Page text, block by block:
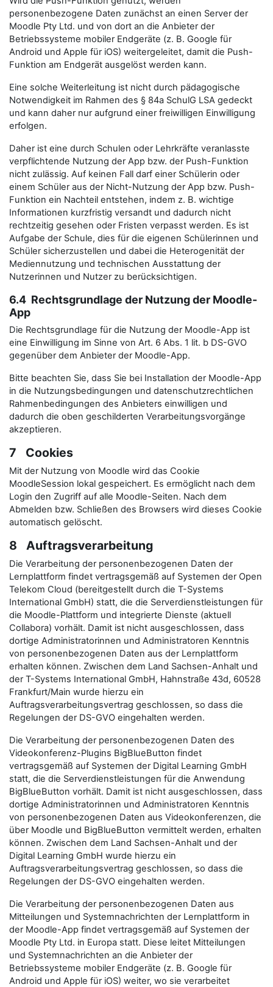
personenbezogene Daten zunächst an einen Server der
Moodle Pty Ltd. und von dort an die Anbieter der
Betriebssysteme mobiler Endgeräte (z. B. Google für
Android und Apple für iOS) weitergeleitet, damit die Push-
Funktion am Endgerät ausgelöst werden kann.
Eine solche Weiterleitung ist nicht durch pädagogische
Notwendigkeit im Rahmen des § 84a SchulG LSA gedeckt
und kann daher nur aufgrund einer freiwilligen Einwilligung
erfolgen.
Daher ist eine durch Schulen oder Lehrkräfte veranlasste
verpflichtende Nutzung der App bzw. der Push-Funktion
nicht zulässig. Auf keinen Fall darf einer Schülerin oder
einem Schüler aus der Nicht-Nutzung der App bzw. Push-
Funktion ein Nachteil entstehen, indem z. B. wichtige
Informationen kurzfristig versandt und dadurch nicht
rechtzeitig gesehen oder Fristen verpasst werden. Es ist
Aufgabe der Schule, dies für die eigenen Schülerinnen und
Schüler sicherzustellen und dabei die Heterogenität der
Mediennutzung und technischen Ausstattung der
Nutzerinnen und Nutzer zu berücksichtigen.
6.4 Rechtsgrundlage der Nutzung der Moodle-
App
Die Rechtsgrundlage für die Nutzung der Moodle-App ist
eine Einwilligung im Sinne von Art. 6 Abs. 1 lit. b DS-GVO
gegenüber dem Anbieter der Moodle-App.
Bitte beachten Sie, dass Sie bei Installation der Moodle-App
in die Nutzungsbedingungen und datenschutzrechtlichen
Rahmenbedingungen des Anbieters einwilligen und
dadurch die oben geschilderten Verarbeitungsvorgänge
akzeptieren.
7 Cookies
Mit der Nutzung von Moodle wird das Cookie
MoodleSession lokal gespeichert. Es ermöglicht nach dem
Login den Zugriff auf alle Moodle-Seiten. Nach dem
Abmelden bzw. Schließen des Browsers wird dieses Cookie
automatisch gelöscht.
8 Auftragsverarbeitung
Die Verarbeitung der personenbezogenen Daten der
Lernplattform findet vertragsgemäß auf Systemen der Open
Telekom Cloud (bereitgestellt durch die T-Systems
International GmbH) statt, die die Serverdienstleistungen für
die Moodle-Plattform und integrierte Dienste (aktuell
Collabora) vorhält. Damit ist nicht ausgeschlossen, dass
dortige Administratorinnen und Administratoren Kenntnis
von personenbezogenen Daten aus der Lernplattform
erhalten können. Zwischen dem Land Sachsen-Anhalt und
der T-Systems International GmbH, Hahnstraße 43d, 60528
Frankfurt/Main wurde hierzu ein
Auftragsverarbeitungsvertrag geschlossen, so dass die
Regelungen der DS-GVO eingehalten werden.
Die Verarbeitung der personenbezogenen Daten des
Videokonferenz-Plugins BigBlueButton findet
vertragsgemäß auf Systemen der Digital Learning GmbH
statt, die die Serverdienstleistungen für die Anwendung
BigBlueButton vorhält. Damit ist nicht ausgeschlossen, dass
dortige Administratorinnen und Administratoren Kenntnis
von personenbezogenen Daten aus Videokonferenzen, die
über Moodle und BigBlueButton vermittelt werden, erhalten
können. Zwischen dem Land Sachsen-Anhalt und der
Digital Learning GmbH wurde hierzu ein
Auftragsverarbeitungsvertrag geschlossen, so dass die
Regelungen der DS-GVO eingehalten werden.
Die Verarbeitung der personenbezogenen Daten aus
Mitteilungen und Systemnachrichten der Lernplattform in
der Moodle-App findet vertragsgemäß auf Systemen der
Moodle Pty Ltd. in Europa statt. Diese leitet Mitteilungen
und Systemnachrichten an die Anbieter der
Betriebssysteme mobiler Endgeräte (z. B. Google für
Android und Apple für iOS) weiter, wo sie verarbeitet